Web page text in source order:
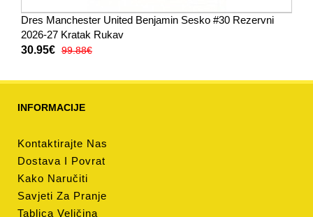
Dres Manchester United Benjamin Sesko #30 Rezervni
2026-27 Kratak Rukav
30.95€ 99.88€
INFORMACIJE
Kontaktirajte Nas
Dostava I Povrat
Kako Naručiti
Savjeti Za Pranje
Tablica Veličina